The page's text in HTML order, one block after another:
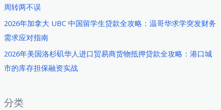
周转两不误
2026年加拿大 UBC 中国留学生贷款全攻略：温哥华求学突发财务
需求应对指南
2026年美国洛杉矶华人进口贸易商货物抵押贷款全攻略：港口城
市的库存担保融资实战
分类